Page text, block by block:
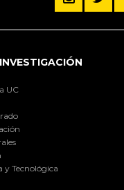
UC
y Tecnológica